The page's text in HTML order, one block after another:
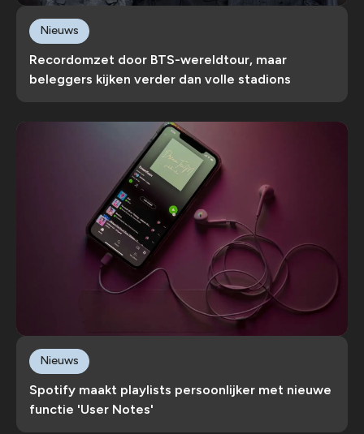
Recordomzet door BTS-wereldtour, maar
beleggers kijken verder dan volle stadions
Nieuws
Spotify maakt playlists persoonlijker met nieuwe
functie 'User Notes'
Nieuws